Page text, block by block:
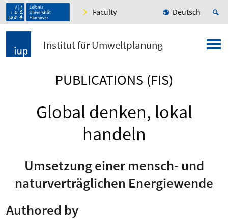
Faculty Deutsch
Institut für Umweltplanung
PUBLICATIONS (FIS)
Global denken, lokal
handeln
Umsetzung einer mensch- und
naturverträglichen Energiewende
Authored by